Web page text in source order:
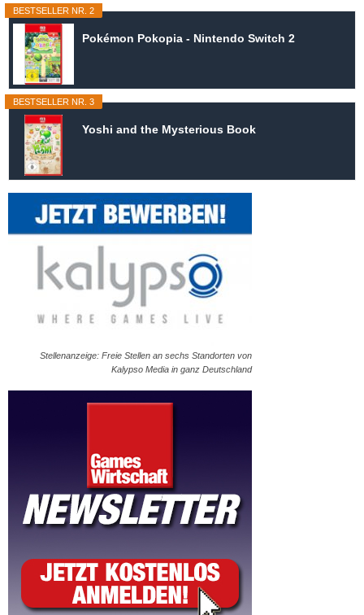
BESTSELLER NR. 2
Pokémon Pokopia - Nintendo Switch 2
BESTSELLER NR. 3
Yoshi and the Mysterious Book
Stellenanzeige: Freie Stellen an sechs Standorten von
Kalypso Media in ganz Deutschland